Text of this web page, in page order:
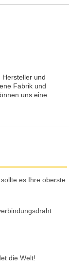
Hersteller und
Fabrik und
uns eine
es Ihre oberste
die Welt!